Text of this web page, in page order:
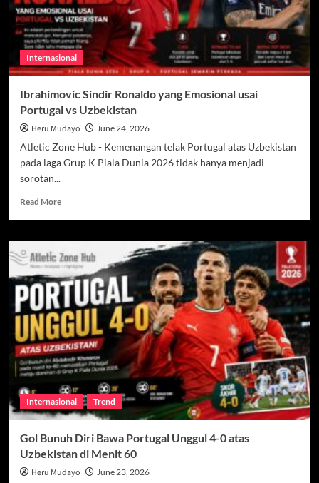
Internasional
Ibrahimovic Sindir Ronaldo yang Emosional usai
Portugal vs Uzbekistan
Heru Mudayo June 24, 2026
Atletic Zone Hub - Kemenangan telak Portugal atas Uzbekistan
pada laga Grup K Piala Dunia 2026 tidak hanya menjadi
sorotan...
Read MoreRead
Ibrahimovic
Sindir
Ronaldo
yang
Emosional
usai
Portugal
vs
Uzbekistan
Internasional Trend
Gol Bunuh Diri Bawa Portugal Unggul 4-0 atas
Uzbekistan di Menit 60
Heru Mudayo June 23, 2026